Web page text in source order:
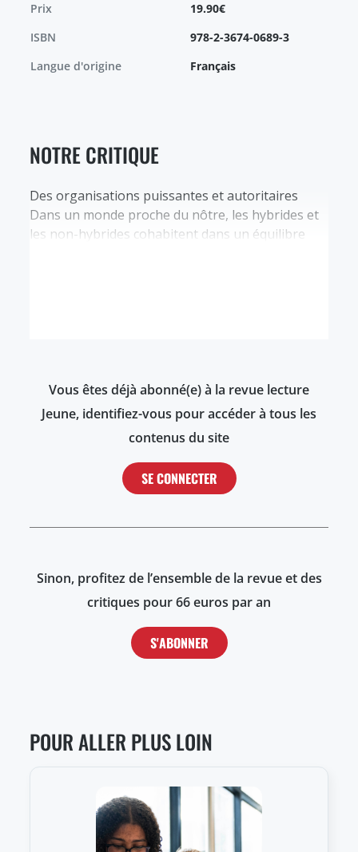
Prix
19.90€
ISBN
978-2-3674-0689-3
Langue d'origine
Français
NOTRE CRITIQUE
Des organisations puissantes et autoritaires
Dans un monde proche du nôtre, les hybrides et
les non-hybrides cohabitent dans un équilibre
Vous êtes déjà abonné(e) à la revue lecture
Jeune, identifiez-vous pour accéder à tous les
contenus du site
SE CONNECTER
Sinon, profitez de l’ensemble de la revue et des
critiques pour 66 euros par an
S'ABONNER
POUR ALLER PLUS LOIN